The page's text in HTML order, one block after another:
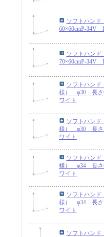
ソフトハン
60×60cmP-34V
ソフトハン
70×60cmP-34V
ソフトハン
様） φ30 長さ
ワイト
ソフトハン
様） φ30 長さ
ワイト
ソフトハン
様） φ34 長さ
ワイト
ソフトハン
様） φ34 長さ
ワイト
ソフトハン